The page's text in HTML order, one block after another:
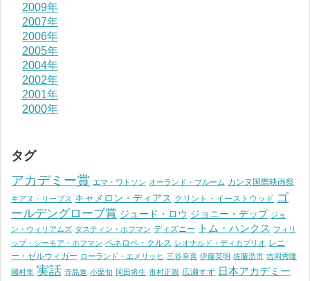
2009年
2007年
2006年
2005年
2004年
2002年
2001年
2000年
タグ
アカデミー賞 エマ・ワトソン オーランド・ブルーム カンヌ国際映画祭
キアヌ・リーブス キャメロン・ディアス クリント・イーストウッド ゴ
ールデングローブ賞 ジュード・ロウ ジョニー・デップ ジョ
ン・ウィリアムズ ダスティン・ホフマン ディズニー トム・ハンクス フィリ
ップ・シーモア・ホフマン ペネロペ・クルス レオナルド・ディカプリオ レニ
ー・ゼルウィガー ローランド・エメリッヒ 三谷幸喜 伊藤英明 佐藤浩市 吉岡秀隆
國村隼 実話 寺島進 小栗旬 岡田将生 市村正親 広瀬すず 日本アカデミー